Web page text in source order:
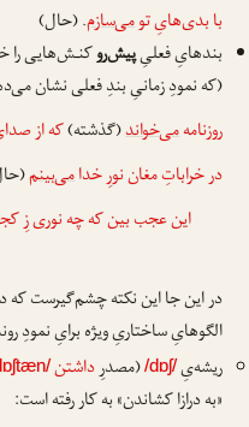
با بدی‌هایِ تومی‌سازم. (حال)
بندهایِ فعلیِپیش‌روکنـش‌هایی را
(که نمودِ زمانیِ بندِ فعلی نشان
روزنامهمی‌خواند(گذشته)که از
در خراباتِ مغان نورِ خدامی‌بینم
این عجب بین که چه نوری زِ
در این جا این نکته چشم‌گیرست که
الگوهایِ ساختاریِ ویژه برایِ نمودِ
ریشه‌یِ/dɒʃ/(مصدرِداشتن
«به درازا کشاندن» به کار رفته است: